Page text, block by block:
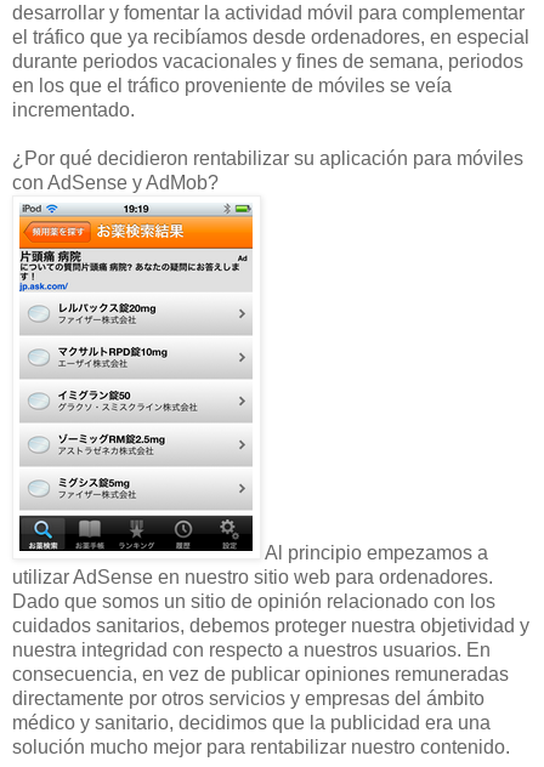
desarrollar y fomentar la actividad móvil para complementar
el tráfico que ya recibíamos desde ordenadores, en especial
durante periodos vacacionales y fines de semana, periodos
en los que el tráfico proveniente de móviles se veía
incrementado.
¿Por qué decidieron rentabilizar su aplicación para móviles
con AdSense y AdMob?
Al principio empezamos a
utilizar AdSense en nuestro sitio web para ordenadores.
Dado que somos un sitio de opinión relacionado con los
cuidados sanitarios, debemos proteger nuestra objetividad y
nuestra integridad con respecto a nuestros usuarios. En
consecuencia, en vez de publicar opiniones remuneradas
directamente por otros servicios y empresas del ámbito
médico y sanitario, decidimos que la publicidad era una
solución mucho mejor para rentabilizar nuestro contenido.